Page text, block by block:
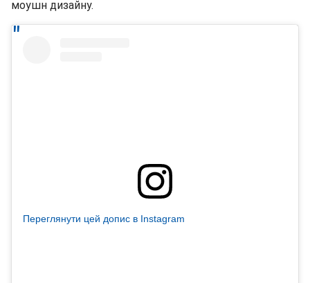
моушн дизайну.
Переглянути цей допис в Instagram